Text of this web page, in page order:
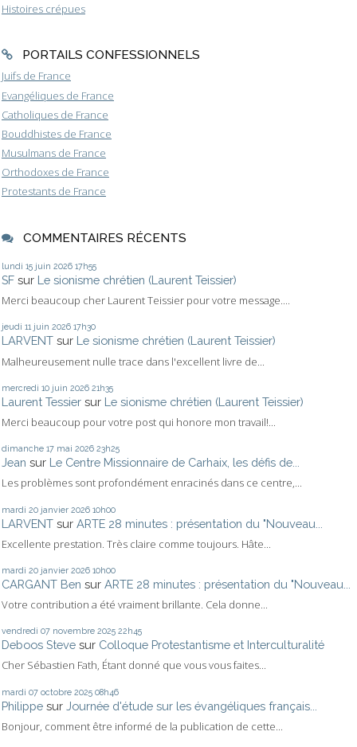
Histoires crépues
PORTAILS CONFESSIONNELS
Juifs de France
Evangéliques de France
Catholiques de France
Bouddhistes de France
Musulmans de France
Orthodoxes de France
Protestants de France
COMMENTAIRES RÉCENTS
lundi 15 juin 2026 17h55
SF sur Le sionisme chrétien (Laurent Teissier)
Merci beaucoup cher Laurent Teissier pour votre message....
jeudi 11 juin 2026 17h30
LARVENT sur Le sionisme chrétien (Laurent Teissier)
Malheureusement nulle trace dans l'excellent livre de...
mercredi 10 juin 2026 21h35
Laurent Tessier sur Le sionisme chrétien (Laurent Teissier)
Merci beaucoup pour votre post qui honore mon travail!...
dimanche 17 mai 2026 23h25
Jean sur Le Centre Missionnaire de Carhaix, les défis de...
Les problèmes sont profondément enracinés dans ce centre,...
mardi 20 janvier 2026 10h00
LARVENT sur ARTE 28 minutes : présentation du "Nouveau...
Excellente prestation. Très claire comme toujours. Hâte...
mardi 20 janvier 2026 10h00
CARGANT Ben sur ARTE 28 minutes : présentation du "Nouveau...
Votre contribution a été vraiment brillante. Cela donne...
vendredi 07 novembre 2025 22h45
Deboos Steve sur Colloque Protestantisme et Interculturalité
Cher Sébastien Fath, Étant donné que vous vous faites...
mardi 07 octobre 2025 08h46
Philippe sur Journée d'étude sur les évangéliques français...
Bonjour, comment être informé de la publication de cette...